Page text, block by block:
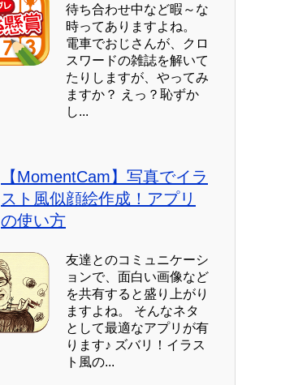
待ち合わせ中など暇～な
時ってありますよね。
電車でおじさんが、クロ
スワードの雑誌を解いて
たりしますが、やってみ
ますか？ えっ？恥ずか
し...
【MomentCam】写真でイラ
スト風似顔絵作成！アプリ
の使い方
友達とのコミュニケーシ
ョンで、面白い画像など
を共有すると盛り上がり
ますよね。 そんなネタ
として最適なアプリが有
ります♪ ズバリ！イラス
ト風の...